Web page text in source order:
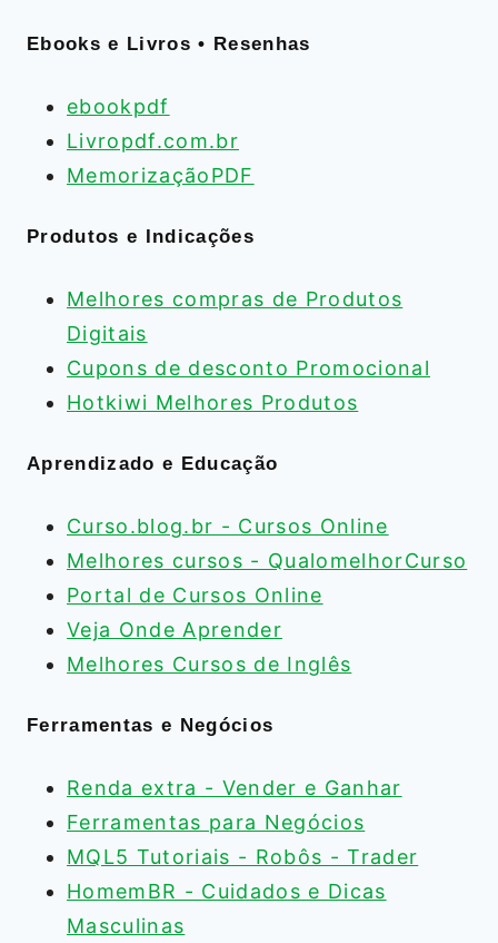
Ebooks e Livros • Resenhas
ebookpdf
Livropdf.com.br
MemorizaçãoPDF
Produtos e Indicações
Melhores compras de Produtos
Digitais
Cupons de desconto Promocional
Hotkiwi Melhores Produtos
Aprendizado e Educação
Curso.blog.br - Cursos Online
Melhores cursos - QualomelhorCurso
Portal de Cursos Online
Veja Onde Aprender
Melhores Cursos de Inglês
Ferramentas e Negócios
Renda extra - Vender e Ganhar
Ferramentas para Negócios
MQL5 Tutoriais - Robôs - Trader
HomemBR - Cuidados e Dicas
Masculinas